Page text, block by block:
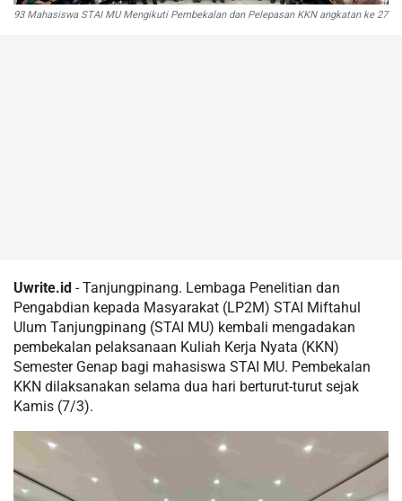
93 Mahasiswa STAI MU Mengikuti Pembekalan dan Pelepasan KKN angkatan ke 27
Uwrite.id - Tanjungpinang. Lembaga Penelitian dan
Pengabdian kepada Masyarakat (LP2M) STAI Miftahul
Ulum Tanjungpinang (STAI MU) kembali mengadakan
pembekalan pelaksanaan Kuliah Kerja Nyata (KKN)
Semester Genap bagi mahasiswa STAI MU. Pembekalan
KKN dilaksanakan selama dua hari berturut-turut sejak
Kamis (7/3).